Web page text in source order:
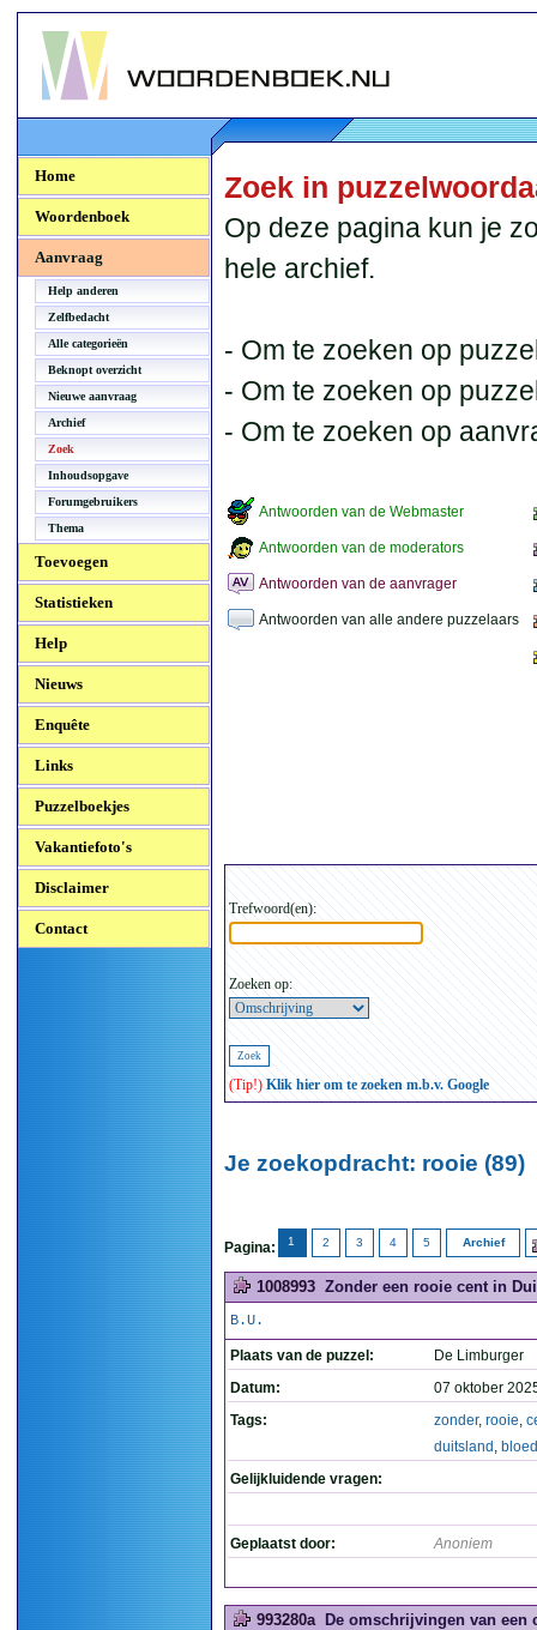
Woordenboek.NU
Home
Woordenboek
Aanvraag
Help anderen
Zelfbedacht
Alle categorieën
Beknopt overzicht
Nieuwe aanvraag
Archief
Zoek
Inhoudsopgave
Forumgebruikers
Thema
Toevoegen
Statistieken
Help
Nieuws
Enquête
Links
Puzzelboekjes
Vakantiefoto's
Disclaimer
Contact
Zoek in
Op deze pagina kun je
hele archief.
- Om te zoeken op
- Om te zoeken op
- Om te zoeken op
Antwoorden van de Webmaster
Antwoorden van de moderators
Antwoorden van de aanvrager
Antwoorden van alle andere puzzelaars
Trefwoord(en):
Zoeken op:
(Tip!) Klik hier om te zoeken m.b.v. Google
Je zoekopdracht: rooie (89)
Pagina: 1 2 3 4 5 Archief
1008993 Zonder een rooie cent in
B.U.
Plaats van de puzzel:
De Limburger
Datum:
07 oktober
Tags:
zonder, rooie,
duitsland , bloed
Gelijkluidende vragen:
Geplaatst door: Anoniem
993280a De omschrijvingen van een